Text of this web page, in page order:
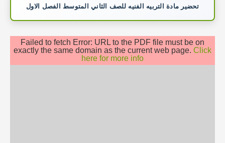
تحضير مادة التربيه الفنيه للصف الثاني المتوسط الفصل الاول
Failed to fetch Error: URL to the PDF file must be on
exactly the same domain as the current web page. Click
here for more info